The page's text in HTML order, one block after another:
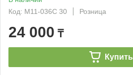
Код: M11-036C 30
Розница
24 000 ₸
Купить